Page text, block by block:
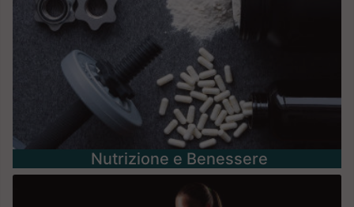
Nutrizione e Benessere